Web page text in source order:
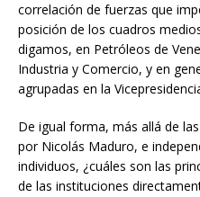
correlación de fuerzas que
posición de los cuadros
digamos, en Petróleos de
Industria y Comercio, y en
agrupadas en la
De igual forma, más allá de
por Nicolás Maduro, e
individuos, ¿cuáles son las
de las instituciones